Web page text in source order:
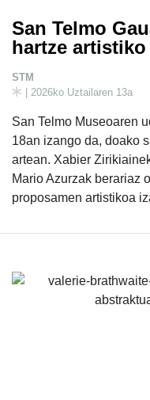
San Telmo
hartze
STM
| 2026ko Uztailaren 13a
San Telmo Museoaren
18an izango da, doako
artean. Xabier
Mario Azurzak berariaz
proposamen artistikoa